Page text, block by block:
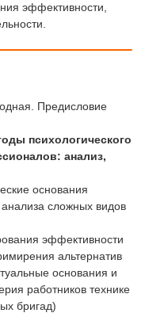
эффективности,
Предисловие
психологического
анализ,
основания
анализа сложных видов
эффективности
альтернатив
основания и
работников технике
бригад)